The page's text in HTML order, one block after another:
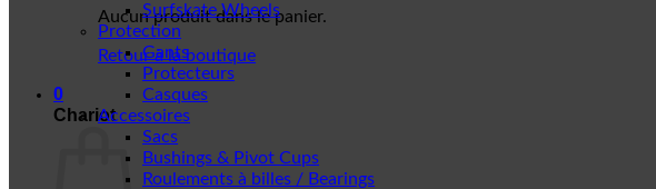
Aucun produit dans le panier.
Retour à la boutique
0
Chariot
Surfskate Wheels
Protection
Gants
Protecteurs
Casques
Accessoires
Sacs
Bushings & Pivot Cups
Roulements à billes / Bearings